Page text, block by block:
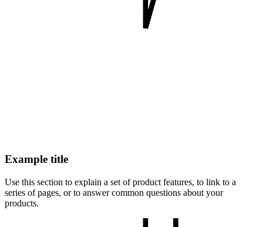
Example title
Use this section to explain a set of product features, to link to a
series of pages, or to answer common questions about your
products.